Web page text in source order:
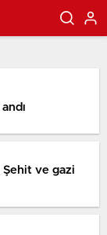
Şehit ve gazi